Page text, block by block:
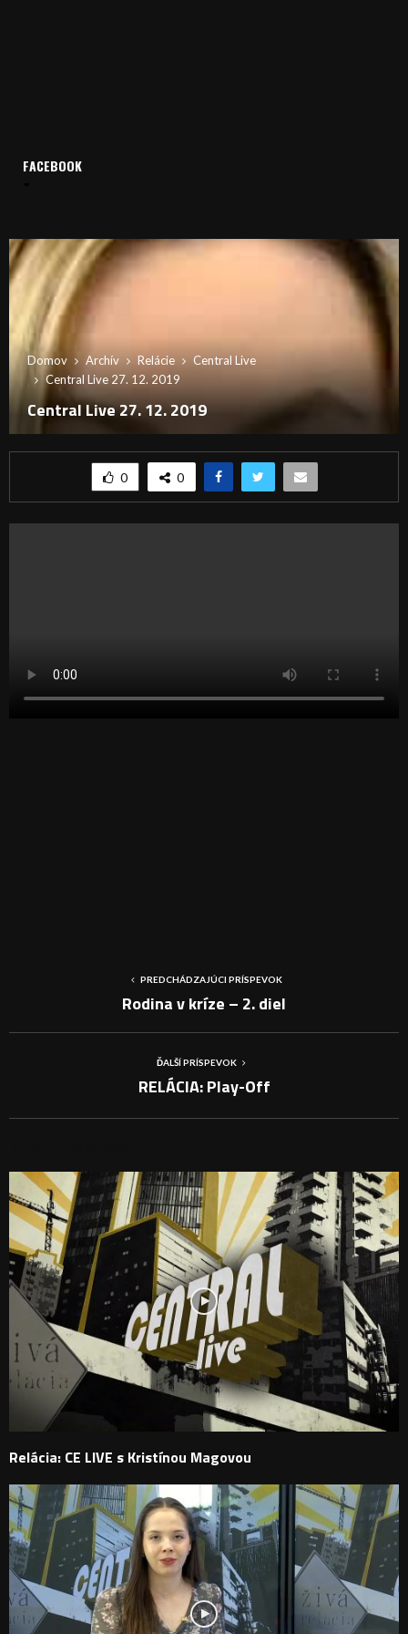
Domov Archív Relácie
Central Live
Central Live 27. 12. 2019
Central Live 27. 12. 2019
0 0
PREDCHÁDZAJÚCI PRÍSPEVOK
Rodina v kríze – 2. diel
ĎALŠÍ PRÍSPEVOK
RELÁCIA: Play-Off
Relácia: CE LIVE s Kristínou Magovou
FACEBOOK